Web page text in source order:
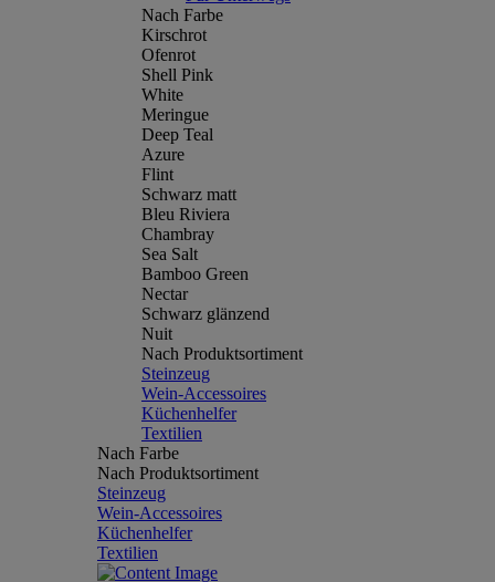
Nach Farbe
Kirschrot
Ofenrot
Shell Pink
White
Meringue
Deep Teal
Azure
Flint
Schwarz matt
Bleu Riviera
Chambray
Sea Salt
Bamboo Green
Nectar
Schwarz glänzend
Nuit
Nach Produktsortiment
Steinzeug
Wein-Accessoires
Küchenhelfer
Textilien
Nach Farbe
Nach Produktsortiment
Steinzeug
Wein-Accessoires
Küchenhelfer
Textilien